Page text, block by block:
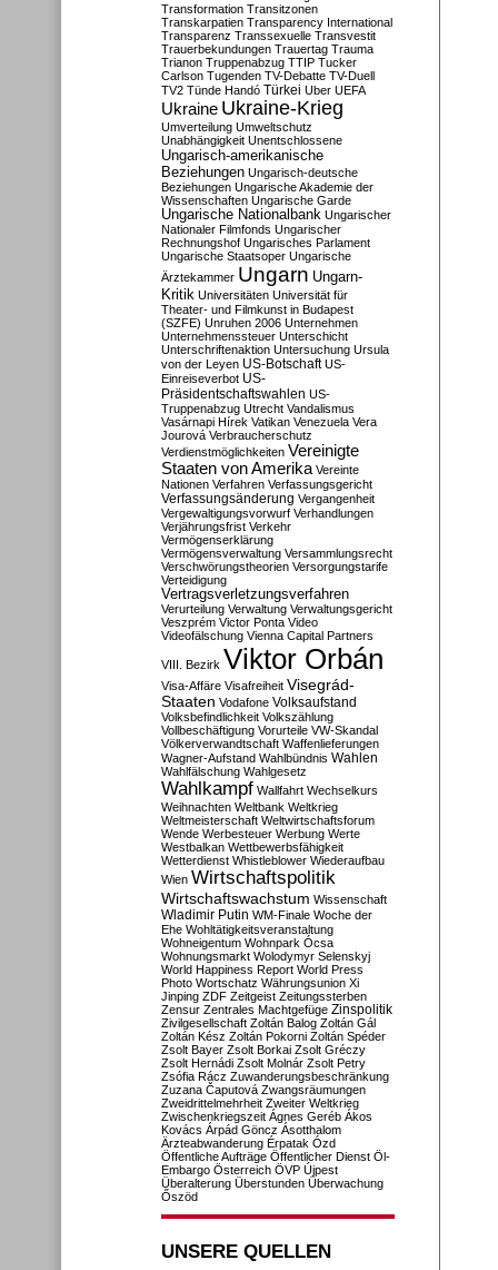
Transformation Transitzonen
Transkarpatien Transparency International
Transparenz Transsexuelle Transvestit
Trauerbekundungen Trauertag Trauma
Trianon Truppenabzug TTIP Tucker
Carlson Tugenden TV-Debatte TV-Duell
TV2 Tünde Handó Türkei Uber UEFA
Ukraine Ukraine-Krieg
Umverteilung Umweltschutz
Unabhängigkeit Unentschlossene
Ungarisch-amerikanische
Beziehungen Ungarisch-deutsche
Beziehungen Ungarische Akademie der
Wissenschaften Ungarische Garde
Ungarische Nationalbank Ungarischer
Nationaler Filmfonds Ungarischer
Rechnungshof Ungarisches Parlament
Ungarische Staatsoper Ungarische
Ärztekammer Ungarn Ungarn-
Kritik Universitäten Universität für
Theater- und Filmkunst in Budapest
(SZFE) Unruhen 2006 Unternehmen
Unternehmenssteuer Unterschicht
Unterschriftenaktion Untersuchung Ursula
von der Leyen US-Botschaft US-
Einreiseverbot US-
Präsidentschaftswahlen US-
Truppenabzug Utrecht Vandalismus
Vasárnapi Hírek Vatikan Venezuela Vera
Jourová Verbraucherschutz
Verdienstmöglichkeiten Vereinigte
Staaten von Amerika Vereinte
Nationen Verfahren Verfassungsgericht
Verfassungsänderung Vergangenheit
Vergewaltigungsvorwurf Verhandlungen
Verjährungsfrist Verkehr
Vermögenserklärung
Vermögensverwaltung Versammlungsrecht
Verschwörungstheorien Versorgungstarife
Verteidigung
Vertragsverletzungsverfahren
Verurteilung Verwaltung Verwaltungsgericht
Veszprém Victor Ponta Video
Videofälschung Vienna Capital Partners
VIII. Bezirk Viktor Orbán
Visa-Affäre Visafreiheit Visegrád-
Staaten Vodafone Volksaufstand
Volksbefindlichkeit Volkszählung
Vollbeschäftigung Vorurteile VW-Skandal
Völkerverwandtschaft Waffenlieferungen
Wagner-Aufstand Wahlbündnis Wahlen
Wahlfälschung Wahlgesetz
Wahlkampf Wallfahrt Wechselkurs
Weihnachten Weltbank Weltkrieg
Weltmeisterschaft Weltwirtschaftsforum
Wende Werbesteuer Werbung Werte
Westbalkan Wettbewerbsfähigkeit
Wetterdienst Whistleblower Wiederaufbau
Wien Wirtschaftspolitik
Wirtschaftswachstum Wissenschaft
Wladimir Putin WM-Finale Woche der
Ehe Wohltätigkeitsveranstaltung
Wohneigentum Wohnpark Ócsa
Wohnungsmarkt Wolodymyr Selenskyj
World Happiness Report World Press
Photo Wortschatz Währungsunion Xi
Jinping ZDF Zeitgeist Zeitungssterben
Zensur Zentrales Machtgefüge Zinspolitik
Zivilgesellschaft Zoltán Balog Zoltán Gál
Zoltán Kész Zoltán Pokorni Zoltán Spéder
Zsolt Bayer Zsolt Borkai Zsolt Gréczy
Zsolt Hernádi Zsolt Molnár Zsolt Petry
Zsófia Rácz Zuwanderungsbeschränkung
Zuzana Čaputová Zwangsräumungen
Zweidrittelmehrheit Zweiter Weltkrieg
Zwischenkriegszeit Ágnes Geréb Ákos
Kovács Árpád Göncz Ásotthalom
Ärzteabwanderung Érpatak Ózd
Öffentliche Aufträge Öffentlicher Dienst Öl-
Embargo Österreich ÖVP Újpest
Überalterung Überstunden Überwachung
Őszöd
UNSERE QUELLEN